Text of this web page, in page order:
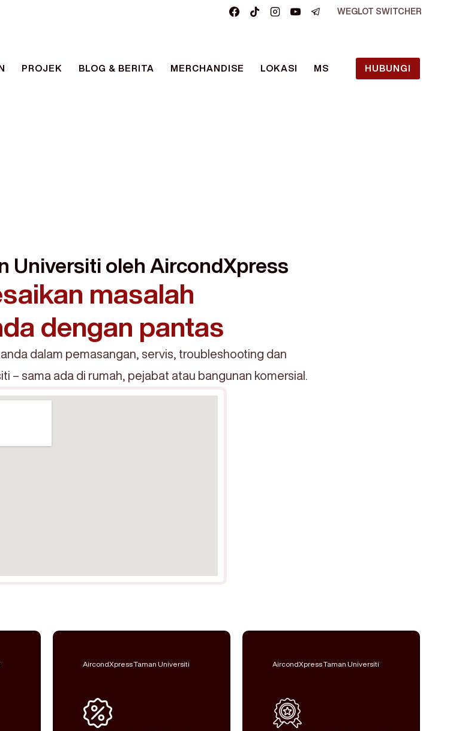
WEGLOT SWITCHER
PROJEK BLOG & BERITA MERCHANDISE LOKASI MS HUBUNGI
Universiti oleh AircondXpress
masalah
dengan pantas
dalam pemasangan, servis, troubleshooting dan
– sama ada di rumah, pejabat atau bangunan komersial.
AircondXpress Taman Universiti AircondXpress Taman Universiti